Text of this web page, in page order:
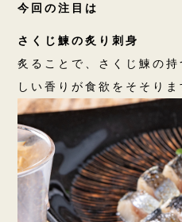
今回の注目は
さくじ鰊の炙り刺身
炙ることで、さくじ鰊の
しい香りが食欲をそそりま